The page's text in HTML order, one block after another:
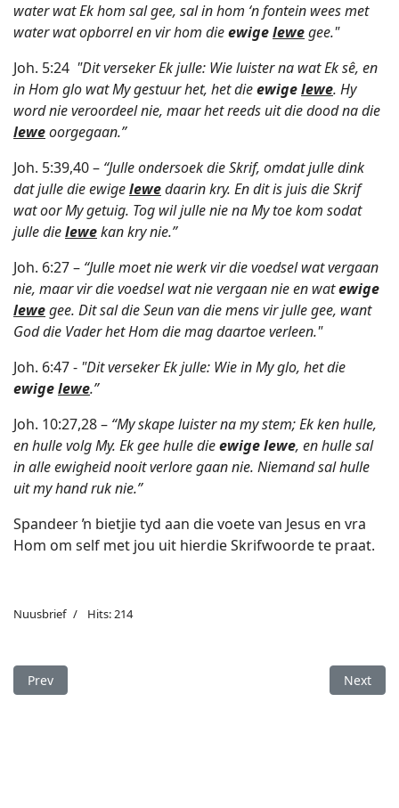
water wat Ek hom sal gee, sal in hom ‘n fontein wees met
water wat opborrel en vir hom dieewigelewegee."
Joh. 5:24 "Dit verseker Ek julle: Wie luister na wat Ek sê, en
in Hom glo wat My gestuur het, het dieewigelewe. Hy
word nie veroordeel nie, maar het reeds uit die dood na die
leweoorgegaan.”
Joh. 5:39,40 – “Julle ondersoek die Skrif, omdat julle dink
dat julle die ewigelewedaarin kry. En dit is juis die Skrif
wat oor My getuig. Tog wil julle nie na My toe kom sodat
julle dielewekan kry nie.”
Joh. 6:27 – “Julle moet nie werk vir die voedsel wat vergaan
nie, maar vir die voedsel wat nie vergaan nie en watewige
lewegee. Dit sal die Seun van die mens vir julle gee, want
God die Vader het Hom die mag daartoe verleen."
Joh. 6:47 - "Dit verseker Ek julle: Wie in My glo, het die
ewigelewe.”
Joh. 10:27,28 – “My skape luister na my stem; Ek ken hulle,
en hulle volg My. Ek gee hulle dieewige lewe, en hulle sal
in alle ewigheid nooit verlore gaan nie. Niemand sal hulle
uit my hand ruk nie.”
Spandeer ŉ bietjie tyd aan die voete van Jesus en vra
Hom om self met jou uit hierdie Skrifwoorde te praat.
Nuusbrief Hits: 214
Previous article: “Ewige lewe” beteken nie net om hemel toe
Prev Next
Next